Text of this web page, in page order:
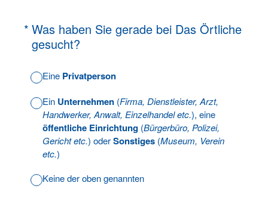
* Was haben Sie gerade bei Das Örtliche
gesucht?
(Erforderlich.)
Eine Privatperson
Ein Unternehmen (Firma, Dienstleister, Arzt,
Handwerker, Anwalt, Einzelhandel etc.), eine
öffentliche Einrichtung (Bürgerbüro, Polizei,
Gericht etc.) oderSonstiges (Museum, Verein
etc.)
Keine der oben genannten